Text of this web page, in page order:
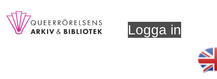
Logga in